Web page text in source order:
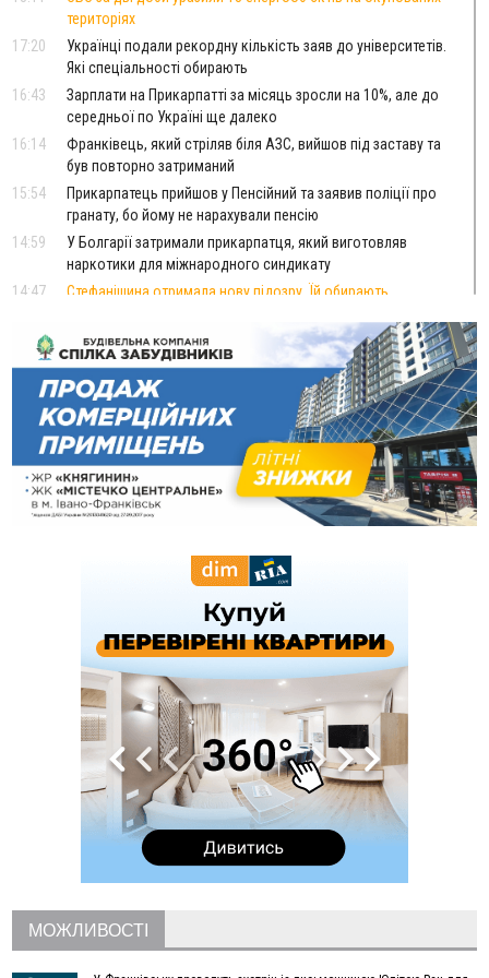
територіях
17:20
Українці подали рекордну кількість заяв до університетів.
Які спеціальності обирають
16:43
Зарплати на Прикарпатті за місяць зросли на 10%, але до
середньої по Україні ще далеко
16:14
Франківець, який стріляв біля АЗС, вийшов під заставу та
був повторно затриманий
15:54
Прикарпатець прийшов у Пенсійний та заявив поліції про
гранату, бо йому не нарахували пенсію
14:59
У Болгарії затримали прикарпатця, який виготовляв
наркотики для міжнародного синдикату
14:47
Стефанішина отримала нову підозру. Їй обирають
14:02
«Пілот з Лондона» видурив у жительки Коломийщини
майже 64 тисячі гривень
13:13
У четвер на Прикарпатті очікується сильна спека до 39°
13:00
На Снятинщині спіймали чоловіка, який зливав з цистерни
у полі невідому речовину
12:29
У МОЗ змінили підхід до госпіталізації та оновили правила
роботи стаціонарів
12:07
На межі Прикарпаття і Тернопільщини невідомі засипали
У Франківську та Яремче зафіксували нові температурні
Росія вдарила по Харкову "Бандероллю": є постраждалі,
пошкоджено цивільне підприємство
Верховний суд повернув державі 1,5 га лісу із трьома
ставками в Івано-Франківській громаді
На Каскаді замість веж планують зробити сквер з
дитмайданчиком
На Верховинщині під час пожежі будинку травмувалась
жінка
35 цимбалістів на Говерлі встановили Рекорд
На Прикарпатті за пів року трапилось понад 100 ДТП через
нетверезих водіїв
08:08
рф масовано атакувала Київ та область: 14 загиблих,
десятки постраждалих і пожежі (фото, відео)
04 Серпня
МОЖЛИВОСТІ